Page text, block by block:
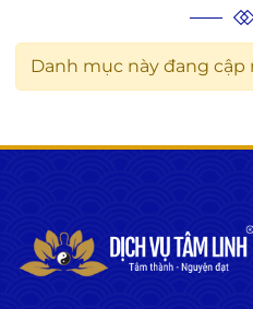
Danh mục này đang cập